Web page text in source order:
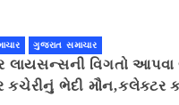
ગુજરાત સમાચાર
લાયસન્સની વિગતો આપવા
કચેરીનું ભેદી મૌન,કલેક્ટર